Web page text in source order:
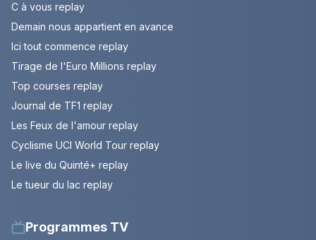
C à vous replay
Demain nous appartient en avance
Ici tout commence replay
Tirage de l'Euro Millions replay
Top courses replay
Journal de TF1 replay
Les Feux de l'amour replay
Cyclisme UCI World Tour replay
Le live du Quinté+ replay
Le tueur du lac replay
Programmes TV